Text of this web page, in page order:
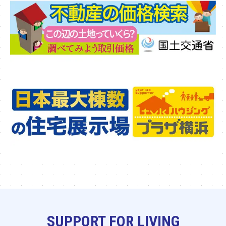
SUPPORT FOR LIVING